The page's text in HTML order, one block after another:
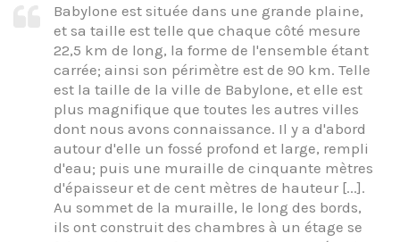
Babylone est située dans une grande plaine,
et sa taille est telle que chaque côté mesure
22,5 km de long, la forme de l'ensemble étant
carrée; ainsi son périmètre est de 90 km. Telle
est la taille de la ville de Babylone, et elle est
plus magnifique que toutes les autres villes
dont nous avons connaissance. Il y a d'abord
autour d'elle un fossé profond et large, rempli
d'eau; puis une muraille de cinquante mètres
d'épaisseur et de cent mètres de hauteur [...].
Au sommet de la muraille, le long des bords,
ils ont construit des chambres à un étage se